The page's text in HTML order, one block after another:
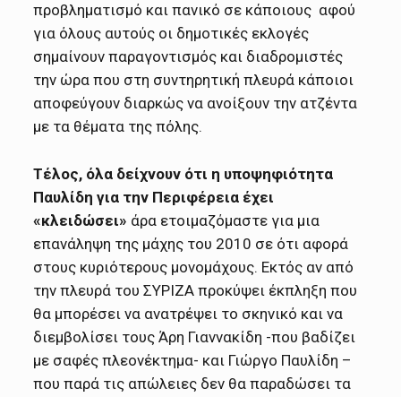
προβληματισμό και πανικό σε κάποιους αφού
για όλους αυτούς οι δημοτικές εκλογές
σημαίνουν παραγοντισμός και διαδρομιστές
την ώρα που στη συντηρητική πλευρά κάποιοι
αποφεύγουν διαρκώς να ανοίξουν την ατζέντα
με τα θέματα της πόλης.
Τέλος, όλα δείχνουν ότι η υποψηφιότητα
Παυλίδη για την Περιφέρεια έχει
«κλειδώσει» άρα ετοιμαζόμαστε για μια
επανάληψη της μάχης του 2010 σε ότι αφορά
στους κυριότερους μονομάχους. Εκτός αν από
την πλευρά του ΣΥΡΙΖΑ προκύψει έκπληξη που
θα μπορέσει να ανατρέψει το σκηνικό και να
διεμβολίσει τους Άρη Γιαννακίδη -που βαδίζει
με σαφές πλεονέκτημα- και Γιώργο Παυλίδη –
που παρά τις απώλειες δεν θα παραδώσει τα